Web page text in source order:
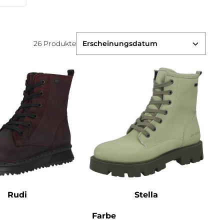
26 Produkte
Rudi Stella
Farbeauswählen